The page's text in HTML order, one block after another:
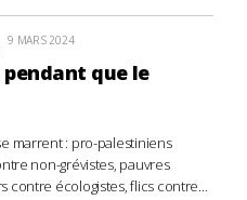
9 MARS 2024
que le
marrent : pro-palestiniens
non-grévistes, pauvres
contre écologistes, flics contre...